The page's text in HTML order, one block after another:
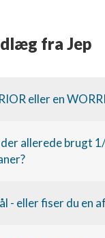
fra Jep
eller en
der allerede brugt
- eller fiser du en